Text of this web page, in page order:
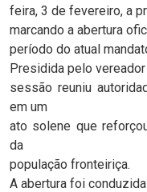
feira, 3 de fevereiro, a
marcando a abertura
período do atual
Presidida pelo
sessão reuniu
em um
ato solene que
da
população fronteiriça.
A abertura foi